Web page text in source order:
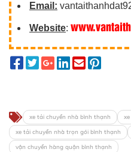
Email:
Website:
xe tải chuyển nhà bình thạnh
xe tải chuyển nhà trọn gói bình thạnh
vận chuyển hàng quận bình thạnh